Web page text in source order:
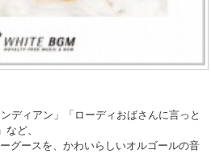
ディアン」「ローディおばさんに言っと
ど、
グースを、かわいらしいオルゴールの音